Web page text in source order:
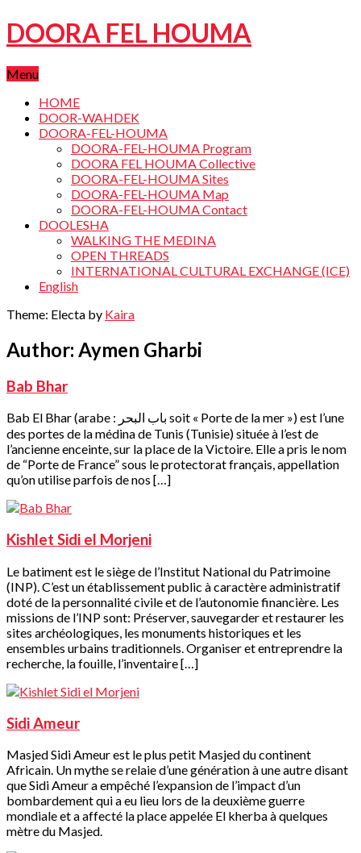
DOORA FEL HOUMA
Menu
HOME
DOOR-WAHDEK
DOORA-FEL-HOUMA
DOORA-FEL-HOUMA Program
DOORA FEL HOUMA Collective
DOORA-FEL-HOUMA Sites
DOORA-FEL-HOUMA Map
DOORA-FEL-HOUMA Contact
DOOLESHA
WALKING THE MEDINA
OPEN THREADS
INTERNATIONAL CULTURAL EXCHANGE (ICE)
English
Theme: Electa by Kaira
Author: Aymen Gharbi
Bab Bhar
Bab El Bhar (arabe : باب البحر soit « Porte de la mer ») est l’une
des portes de la médina de Tunis (Tunisie) située à l’est de
l’ancienne enceinte, sur la place de la Victoire. Elle a pris le nom
de “Porte de France” sous le protectorat français, appellation
qu’on utilise parfois de nos […]
Kishlet Sidi el Morjeni
Le batiment est le siège de l’Institut National du Patrimoine
(INP). C’est un établissement public à caractère administratif
doté de la personnalité civile et de l’autonomie financière. Les
missions de l’INP sont: Préserver, sauvegarder et restaurer les
sites archéologiques, les monuments historiques et les
ensembles urbains traditionnels. Organiser et entreprendre la
recherche, la fouille, l’inventaire […]
Sidi Ameur
Masjed Sidi Ameur est le plus petit Masjed du continent
Africain. Un mythe se relaie d’une génération à une autre disant
que Sidi Ameur a empêché l’expansion de l’impact d’un
bombardement qui a eu lieu lors de la deuxième guerre
mondiale et a affecté la place appelée El kherba à quelques
mètre du Masjed.